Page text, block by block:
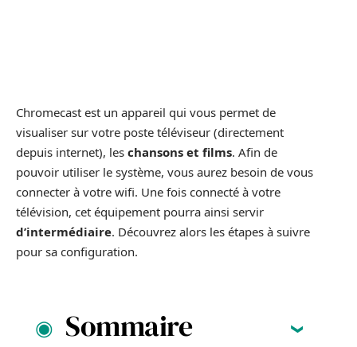
Chromecast est un appareil qui vous permet de
visualiser sur votre poste téléviseur (directement
depuis internet), les chansons et films. Afin de
pouvoir utiliser le système, vous aurez besoin de vous
connecter à votre wifi. Une fois connecté à votre
télévision, cet équipement pourra ainsi servir
d’intermédiaire. Découvrez alors les étapes à suivre
pour sa configuration.
Sommaire